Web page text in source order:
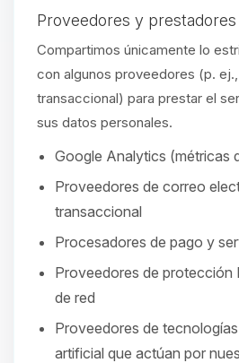
Proveedores y
Compartimos únicamente lo
con algunos proveedores (p.
transaccional) para prestar el
sus datos personales.
Google Analytics (métricas
Proveedores de correo
transaccional
Procesadores de pago y
Proveedores de protección
de red
Proveedores de
artificial que actúan por